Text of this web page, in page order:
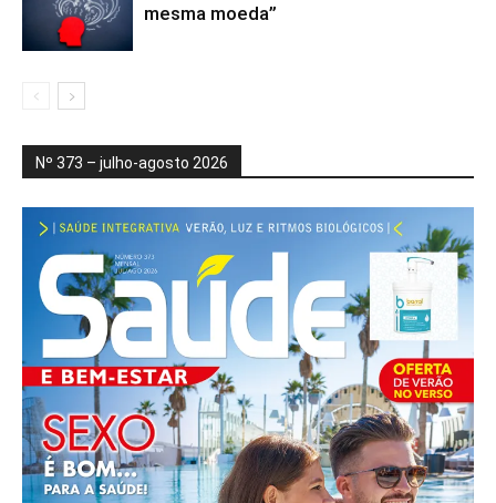
mesma moeda”
Nº 373 – julho-agosto 2026